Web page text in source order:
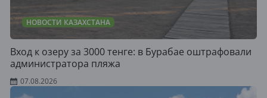
НОВОСТИ КАЗАХСТАНА
Вход к озеру за 3000 тенге: в Бурабае оштрафовали
администратора пляжа
07.08.2026